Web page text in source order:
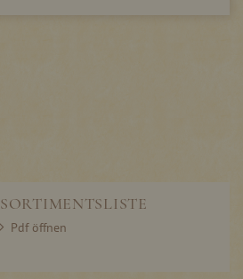
SORTIMENTSLISTE
Pdf öffnen